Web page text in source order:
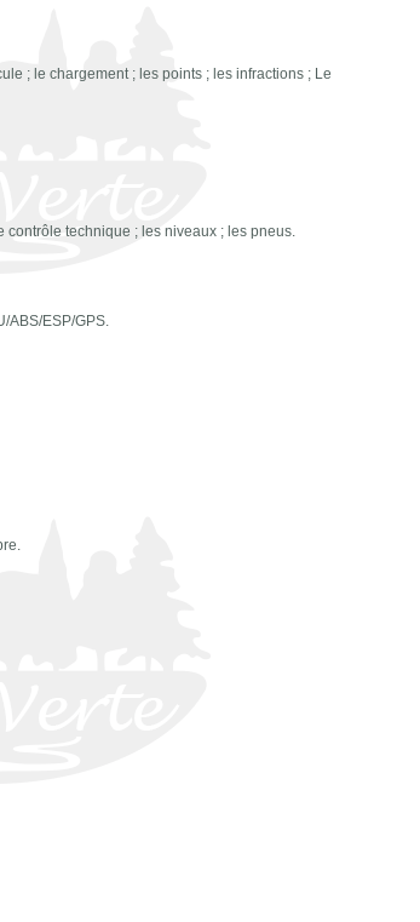
; le chargement ; les points ; les infractions ; Le
contrôle technique ; les niveaux ; les pneus.
ABS/ESP/GPS.